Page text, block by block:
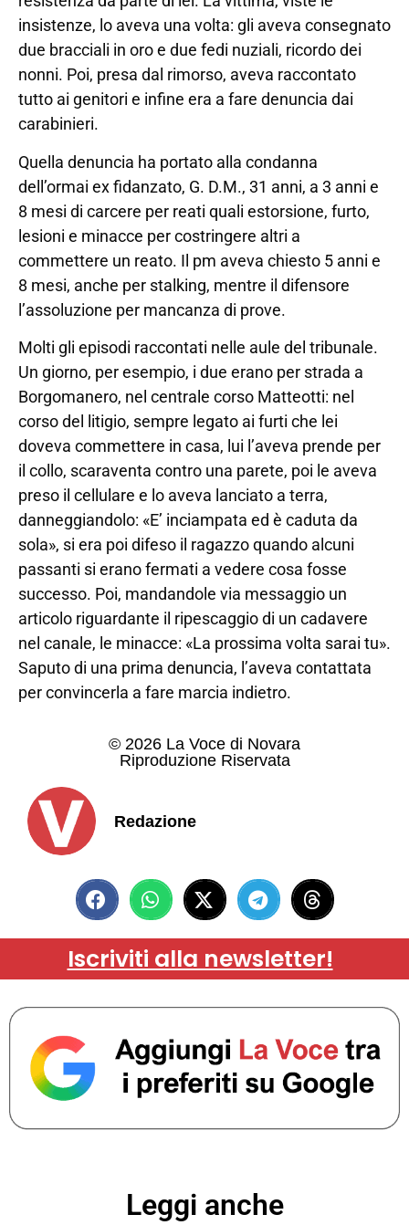
insistenze, lo aveva una volta: gli aveva consegnato
due bracciali in oro e due fedi nuziali, ricordo dei
nonni. Poi, presa dal rimorso, aveva raccontato
tutto ai genitori e infine era a fare denuncia dai
carabinieri.
Quella denuncia ha portato alla condanna
dell’ormai ex fidanzato, G. D.M., 31 anni, a 3 anni e
8 mesi di carcere per reati quali estorsione, furto,
lesioni e minacce per costringere altri a
commettere un reato. Il pm aveva chiesto 5 anni e
8 mesi, anche per stalking, mentre il difensore
l’assoluzione per mancanza di prove.
Molti gli episodi raccontati nelle aule del tribunale.
Un giorno, per esempio, i due erano per strada a
Borgomanero, nel centrale corso Matteotti: nel
corso del litigio, sempre legato ai furti che lei
doveva commettere in casa, lui l’aveva prende per
il collo, scaraventa contro una parete, poi le aveva
preso il cellulare e lo aveva lanciato a terra,
danneggiandolo: «E’ inciampata ed è caduta da
sola», si era poi difeso il ragazzo quando alcuni
passanti si erano fermati a vedere cosa fosse
successo. Poi, mandandole via messaggio un
articolo riguardante il ripescaggio di un cadavere
nel canale, le minacce: «La prossima volta sarai tu».
Saputo di una prima denuncia, l’aveva contattata
per convincerla a fare marcia indietro.
© 2026 La Voce di Novara
Riproduzione Riservata
Redazione
Iscriviti alla newsletter!
Leggi anche